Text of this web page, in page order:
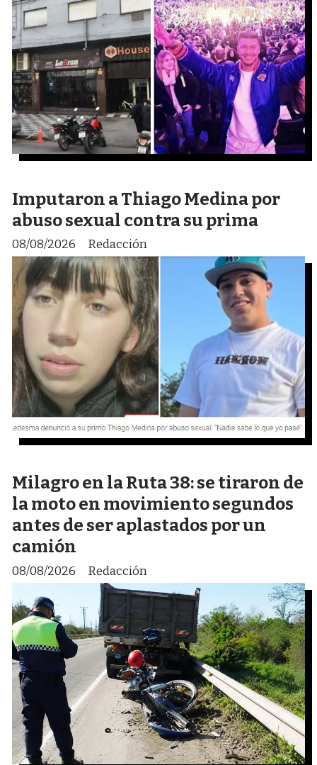
Imputaron a Thiago Medina por
abuso sexual contra su prima
Redacción
08/08/2026
Milagro en la Ruta 38: se tiraron de
la moto en movimiento segundos
antes de ser aplastados por un
camión
Redacción
08/08/2026